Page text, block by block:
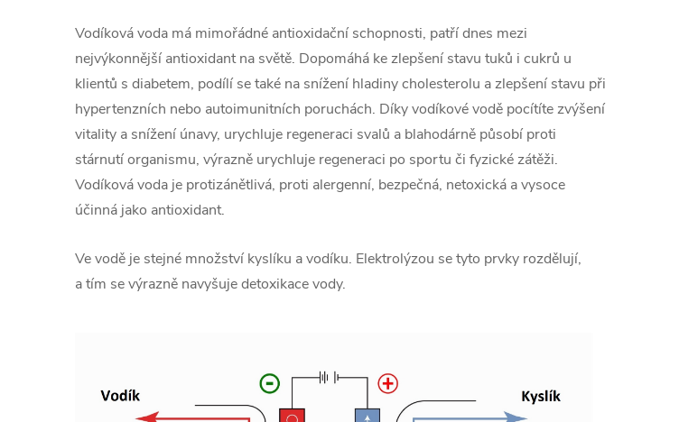
Vodíková voda má mimořádné antioxidační schopnosti, patří dnes mezi
nejvýkonnější antioxidant na světě. Dopomáhá ke zlepšení stavu tuků i cukrů u
klientů s diabetem, podílí se také na snížení hladiny cholesterolu a zlepšení stavu při
hypertenzních nebo autoimunitních poruchách. Díky vodíkové vodě pocítíte zvýšení
vitality a snížení únavy, urychluje regeneraci svalů a blahodárně působí proti
stárnutí organismu, výrazně urychluje regeneraci po sportu či fyzické zátěži.
Vodíková voda je protizánětlivá, proti alergenní, bezpečná, netoxická a vysoce
účinná jako antioxidant.
Ve vodě je stejné množství kyslíku a vodíku. Elektrolýzou se tyto prvky rozdělují,
a tím se výrazně navyšuje detoxikace vody.